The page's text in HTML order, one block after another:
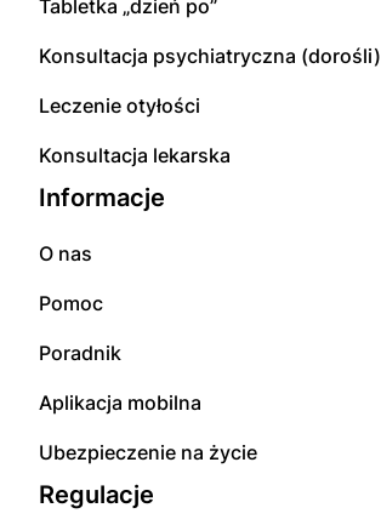
Tabletka „dzień po”
Konsultacja psychiatryczna (dorośli)
Leczenie otyłości
Konsultacja lekarska
Informacje
O nas
Pomoc
Poradnik
Aplikacja mobilna
Ubezpieczenie na życie
Regulacje